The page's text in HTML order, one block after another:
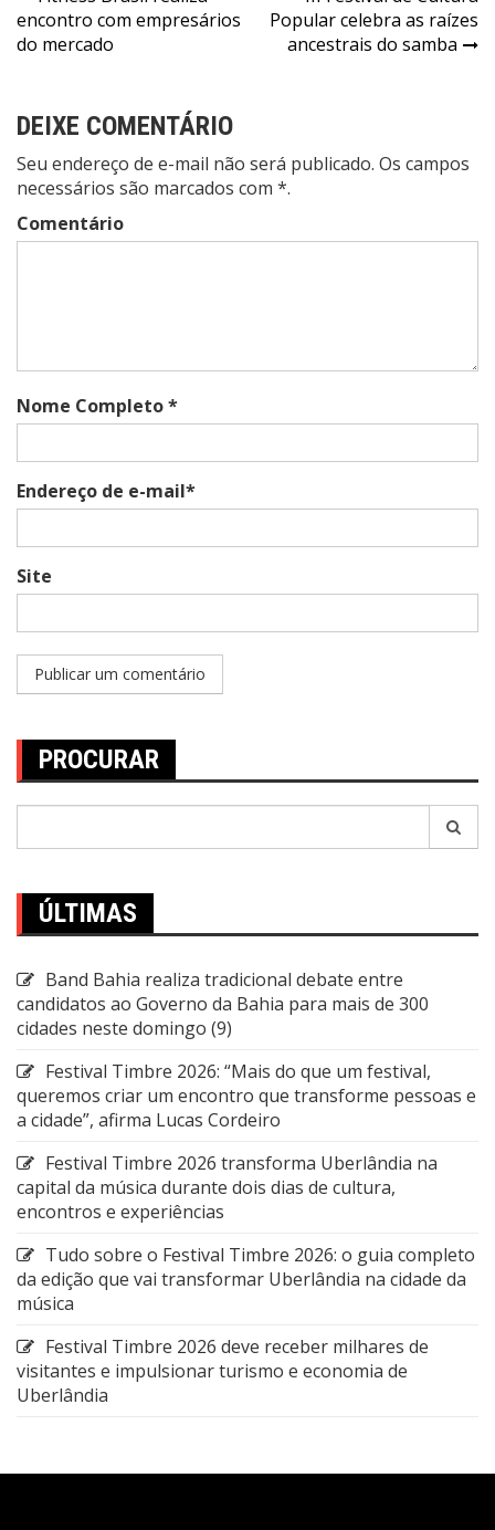
de
encontro com empresários
do mercado
Popular celebra as raízes
ancestrais do samba
DEIXE COMENTÁRIO
Seu endereço de e-mail não será publicado. Os campos
necessários são marcados com *.
Comentário
Nome Completo *
Endereço de e-mail*
Site
PROCURAR
ÚLTIMAS
Band Bahia realiza tradicional debate entre
candidatos ao Governo da Bahia para mais de 300
cidades neste domingo (9)
Festival Timbre 2026: “Mais do que um festival,
queremos criar um encontro que transforme pessoas e
a cidade”, afirma Lucas Cordeiro
Festival Timbre 2026 transforma Uberlândia na
capital da música durante dois dias de cultura,
encontros e experiências
Tudo sobre o Festival Timbre 2026: o guia completo
da edição que vai transformar Uberlândia na cidade da
música
Festival Timbre 2026 deve receber milhares de
visitantes e impulsionar turismo e economia de
Uberlândia